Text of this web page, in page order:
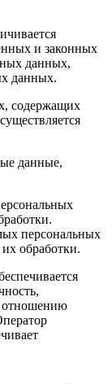
и законных
данных,
данных.
содержащих
данные,
персональных
обработки.
отношению